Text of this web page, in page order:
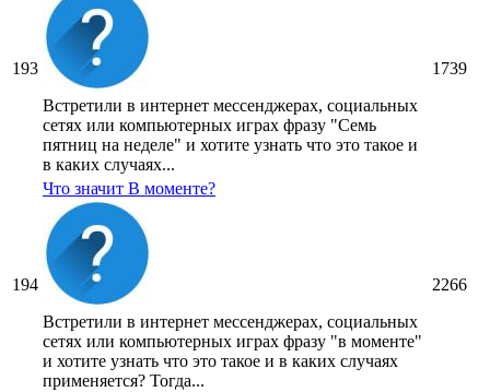
193
Встретили в интернет мессенджерах, социальных
сетях или компьютерных играх фразу "Семь
пятниц на неделе" и хотите узнать что это такое и
в каких случаях...
1739
194
Что значит В моменте?
Встретили в интернет мессенджерах, социальных
сетях или компьютерных играх фразу "в моменте"
и хотите узнать что это такое и в каких случаях
применяется? Тогда...
2266